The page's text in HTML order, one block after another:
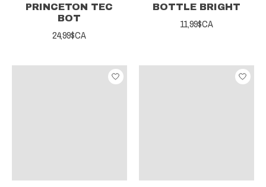
PRINCETON TEC
BOT
24,99$CA
BOTTLE BRIGHT
11,99$CA